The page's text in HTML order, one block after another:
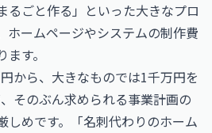
るごと作る」といった大きなプロ
ホームページやシステムの制作費
す。
から、大きなものでは1千万円を
そのぶん求められる事業計画の
しめです。「名刺代わりのホーム